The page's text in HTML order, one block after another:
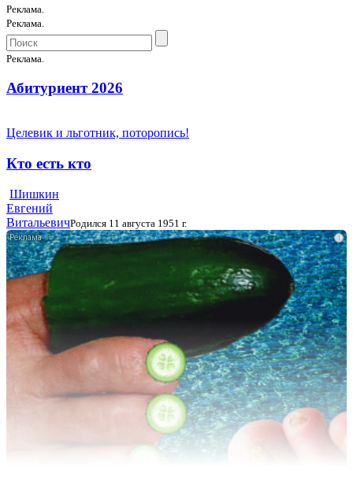
Реклама.
Реклама.
Реклама.
Абитуриент 2026
Целевик и льготник, поторопись!
Кто есть кто
Шишкин
Евгений
ВитальевичРодился 11 августа 1951 г.
i